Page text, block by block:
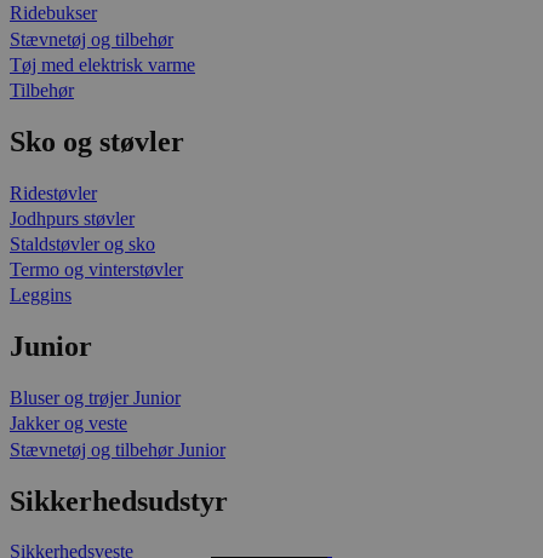
Ridebukser
Stævnetøj og tilbehør
Tøj med elektrisk varme
Tilbehør
Sko og støvler
Ridestøvler
Jodhpurs støvler
Staldstøvler og sko
Termo og vinterstøvler
Leggins
Junior
Bluser og trøjer Junior
Jakker og veste
Stævnetøj og tilbehør Junior
Sikkerhedsudstyr
Sikkerhedsveste